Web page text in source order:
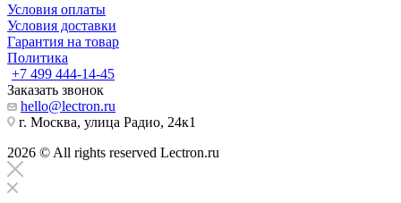
Условия оплаты
Условия доставки
Гарантия на товар
Политика
+7 499 444-14-45
Заказать звонок
hello@lectron.ru
г. Москва, улица Радио, 24к1
2026 © All rights reserved Lectron.ru